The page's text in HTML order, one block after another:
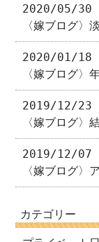
2020/05/30
〈嫁ブログ〉
2020/01/18
〈嫁ブログ〉
2019/12/23
〈嫁ブログ〉
2019/12/07
〈嫁ブログ〉
カテゴリー